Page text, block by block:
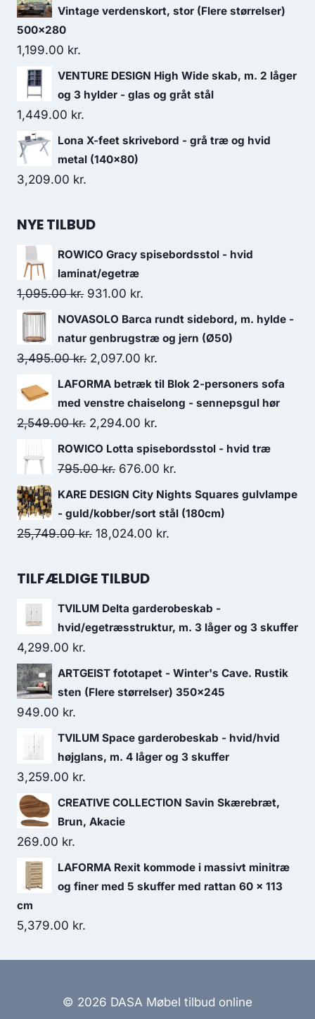
Vintage verdenskort, stor (Flere størrelser)
500x280
1,199.00 kr.
VENTURE DESIGN High Wide skab, m. 2 låger
og 3 hylder - glas og gråt stål
1,449.00 kr.
Lona X-feet skrivebord - grå træ og hvid
metal (140x80)
3,209.00 kr.
NYE TILBUD
ROWICO Gracy spisebordsstol - hvid
laminat/egetræ
1,095.00kr. 931.00 kr.
NOVASOLO Barca rundt sidebord, m. hylde -
natur genbrugstræ og jern (Ø50)
3,495.00kr. 2,097.00 kr.
LAFORMA betræk til Blok 2-personers sofa
med venstre chaiselong - sennepsgul hør
2,549.00kr. 2,294.00 kr.
ROWICO Lotta spisebordsstol - hvid træ
795.00kr. 676.00 kr.
KARE DESIGN City Nights Squares gulvlampe
- guld/kobber/sort stål (180cm)
25,749.00kr. 18,024.00 kr.
TILFÆLDIGE TILBUD
TVILUM Delta garderobeskab -
hvid/egetræsstruktur, m. 3 låger og 3 skuffer
4,299.00 kr.
ARTGEIST fototapet - Winter's Cave. Rustik
sten (Flere størrelser) 350x245
949.00 kr.
TVILUM Space garderobeskab - hvid/hvid
højglans, m. 4 låger og 3 skuffer
3,259.00 kr.
CREATIVE COLLECTION Savin Skærebræt,
Brun, Akacie
269.00 kr.
LAFORMA Rexit kommode i massivt minitræ
og finer med 5 skuffer med rattan 60 x 113
cm
5,379.00 kr.
© 2026 DASA Møbel tilbud online